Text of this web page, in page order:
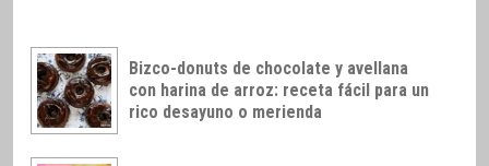
Bizco-donuts de chocolate y avellana
con harina de arroz: receta fácil para un
rico desayuno o merienda